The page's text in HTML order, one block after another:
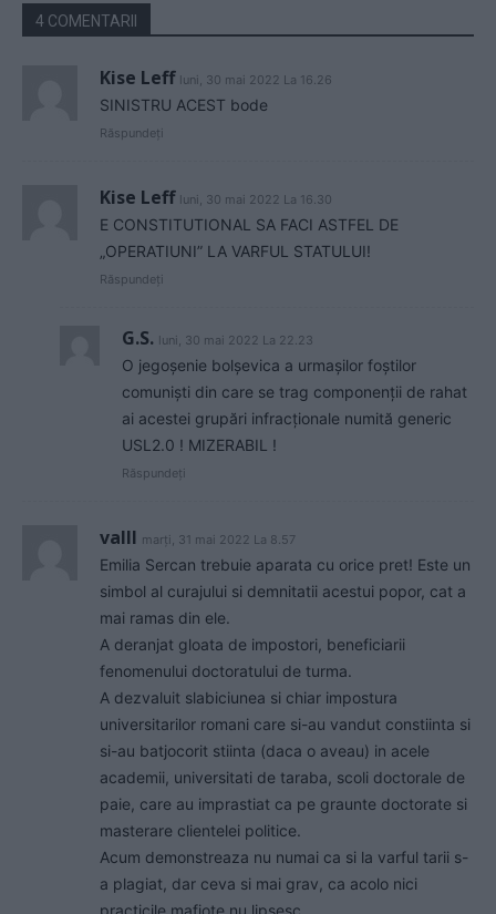
4 COMENTARII
Kise Leff luni, 30 mai 2022 La 16.26
SINISTRU ACEST bode
Răspundeți
Kise Leff luni, 30 mai 2022 La 16.30
E CONSTITUTIONAL SA FACI ASTFEL DE
„OPERATIUNI” LA VARFUL STATULUI!
Răspundeți
G.S. luni, 30 mai 2022 La 22.23
O jegoșenie bolșevica a urmașilor foștilor
comuniști din care se trag componenții de rahat
ai acestei grupări infracționale numită generic
USL2.0 ! MIZERABIL !
Răspundeți
valll marți, 31 mai 2022 La 8.57
Emilia Sercan trebuie aparata cu orice pret! Este un
simbol al curajului si demnitatii acestui popor, cat a
mai ramas din ele.
A deranjat gloata de impostori, beneficiarii
fenomenului doctoratului de turma.
A dezvaluit slabiciunea si chiar impostura
universitarilor romani care si-au vandut constiinta si
si-au batjocorit stiinta (daca o aveau) in acele
academii, universitati de taraba, scoli doctorale de
paie, care au imprastiat ca pe graunte doctorate si
masterare clientelei politice.
Acum demonstreaza nu numai ca si la varful tarii s-
a plagiat, dar ceva si mai grav, ca acolo nici
practicile mafiote nu lipsesc.